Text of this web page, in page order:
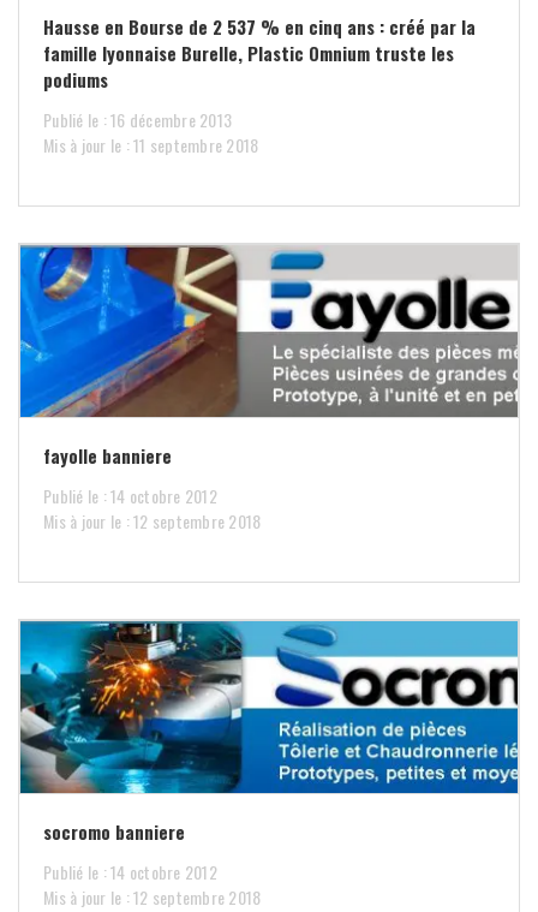
Hausse en Bourse de 2 537 % en cinq ans : créé par la
famille lyonnaise Burelle, Plastic Omnium truste les
podiums
Publié le : 16 décembre 2013
Mis à jour le : 11 septembre 2018
fayolle banniere
Publié le : 14 octobre 2012
Mis à jour le : 12 septembre 2018
socromo banniere
Publié le : 14 octobre 2012
Mis à jour le : 12 septembre 2018